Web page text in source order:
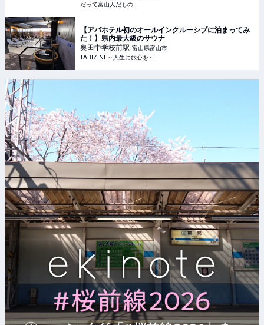
だって富山人だもの
【アパホテル初のオールインクルーシブに泊まってみ
た！】県内最大級のサウナ
奥田中学校前駅 富山県富山市
TABIZINE～人生に旅心を～